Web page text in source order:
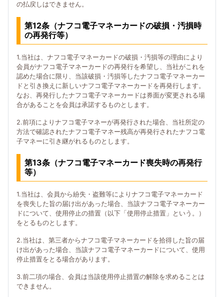
の払戻しはできません。
第12条（ナフコ電子マネーカードの破損・汚損時
の再発行等）
1.当社は、ナフコ電子マネーカードの破損・汚損等の理由により
会員がナフコ電子マネーカードの再発行を希望し、当社がこれを
認めた場合に限り、当該破損・汚損等したナフコ電子マネーカー
ドと引き換えに新しいナフコ電子マネーカードを再発行します。
なお、再発行したナフコ電子マネーカードは券面が変更される場
合があることを会員は承諾するものとします。
2.前項によりナフコ電子マネーが再発行された場合、当社所定の
方法で確認されたナフコ電子マネー残高が再発行されたナフコ電
子マネーに引き継がれるものとします。
第13条（ナフコ電子マネーカード喪失時の再発行
等）
1.当社は、会員から紛失・盗難等によりナフコ電子マネーカード
を喪失した旨の届け出があった場合、当該ナフコ電子マネーカー
ドについて、使用停止の措置（以下「使用停止措置」という。）
をとるものとします。
2.当社は、第三者からナフコ電子マネーカードを拾得した旨の届
け出があった場合、当該ナフコ電子マネーカードについて、使用
停止措置をとる場合があります。
3.前二項の場合、会員は当該使用停止措置の解除を求めることは
できません。